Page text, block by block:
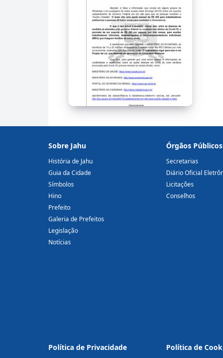
Sobre Jahu
História de Jahu
Guia da Cidade
Símbolos
Hino
Prefeito
Galeria de Prefeitos
Legislação
Notícias
Órgãos Públicos
Secretarias
Diário Oficial
Licitações
Conselhos
Política de Privacidade Política de